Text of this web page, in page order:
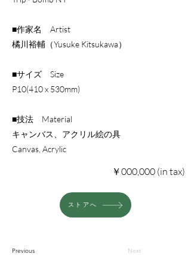
■作家名 Artist
橘川裕輔（Yusuke Kitsukawa）
■サイズ Size
P10(410 x 530mm)
■技法 Material
キャンバス、アクリル絵の具
Canvas, Acrylic
￥000,000 (in tax)
ストアへ
Previous Next